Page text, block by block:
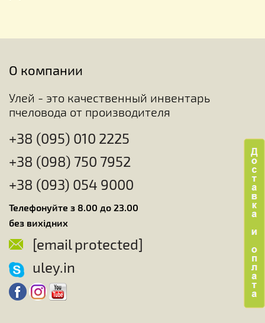
О компании
Улей - это качественный инвентарь
пчеловода от производителя
+38 (095) 010 2225
+38 (098) 750 7952
+38 (093) 054 9000
Телефонуйте з 8.00 до 23.00
без вихідних
[email protected]
uley.in